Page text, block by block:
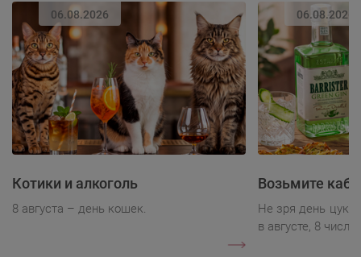
06.08.2026
Котики и алкоголь
8 августа – день кошек.
06.08.2026
Возьмите
Не зря день
в августе, 8 числа.